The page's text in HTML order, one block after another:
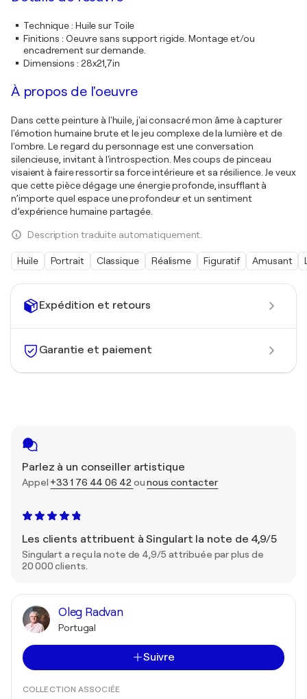
Expédition et retours
Garantie et paiement
Parlez à un conseiller artistique
Appel +33 1 76 44 06 42 ounous contacter
Les clients attribuent à Singulart la note de 4,9/5
Singulart a reçu la note de 4,9/5 attribuée par plus de
20 000 clients.
Oleg Radvan
Portugal
Suivre
COLLECTION ASSOCIÉE
Technique: Huile sur Toile
Finitions : Oeuvre sans support rigide. Montage et/ou
encadrement sur demande.
Dimensions : 28x21,7in
À propos de l'oeuvre
Dans cette peinture à l'huile, j'ai consacré mon âme à capturer
l'émotion humaine brute et le jeu complexe de la lumière et de
l'ombre. Le regard du personnage est une conversation
silencieuse, invitant à l'introspection. Mes coups de pinceau
visaient à faire ressortir sa force intérieure et sa résilience. Je veux
que cette pièce dégage une énergie profonde, insufflant à
n’importe quel espace une profondeur et un sentiment
d’expérience humaine partagée.
Description traduite automatiquement.
Huile Portrait Classique Réalisme Figuratif Amusant